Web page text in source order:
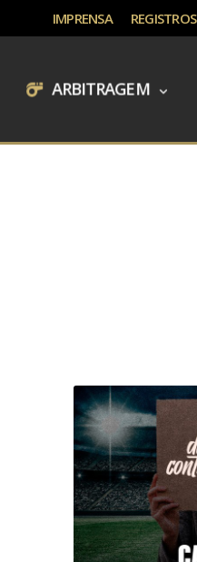
IMPRENSA REGISTROS
ARBITRAGEM